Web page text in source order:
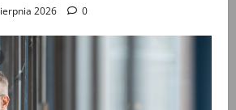
2026 0